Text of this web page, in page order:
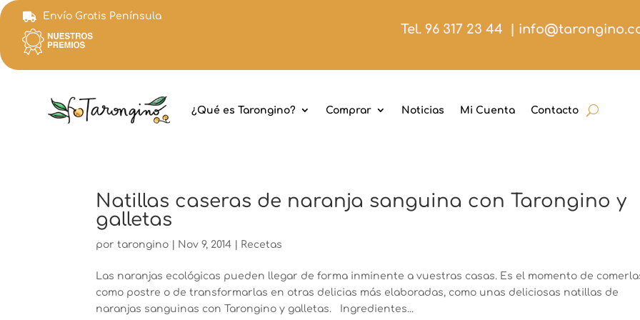
 Envío Gratis Península
Tel. 96 317 23 44
¿Qué es Tarongino? Comprar Noticias Mi Cuenta Contacto
Natillas caseras de naranja sanguina con Tarongino y
galletas
portarongino Nov 9, 2014 Recetas
Las naranjas ecológicas pueden llegar de forma inminente a vuestras casas. Es el momento de
como postre o de transformarlas en otras delicias más elaboradas, como unas deliciosas natillas de
naranjas sanguinas con Tarongino y galletas. Ingredientes...